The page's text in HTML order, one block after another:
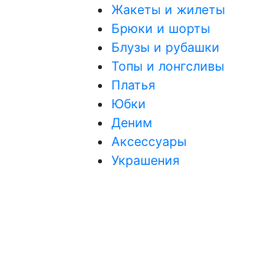
Жакеты и жилеты
Брюки и шорты
Блузы и рубашки
Топы и лонгсливы
Платья
Юбки
Деним
Аксессуары
Украшения